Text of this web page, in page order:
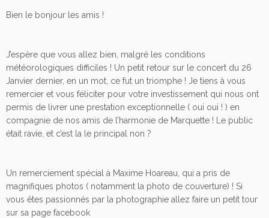
Bien le bonjour les amis !
J’espère que vous allez bien, malgré les conditions
météorologiques difficiles ! Un petit retour sur le concert du 26
Janvier dernier, en un mot, ce fut un triomphe ! Je tiens à vous
remercier et vous féliciter pour votre investissement qui nous ont
permis de livrer une prestation exceptionnelle ( oui oui ! ) en
compagnie de nos amis de l’harmonie de Marquette ! Le public
était ravie, et c’est la le principal non ?
Un remerciement spécial à Maxime Hoareau, qui a pris de
magnifiques photos ( notamment la photo de couverture) ! Si
vous êtes passionnés par la photographie allez faire un petit tour
sur sa page facebook